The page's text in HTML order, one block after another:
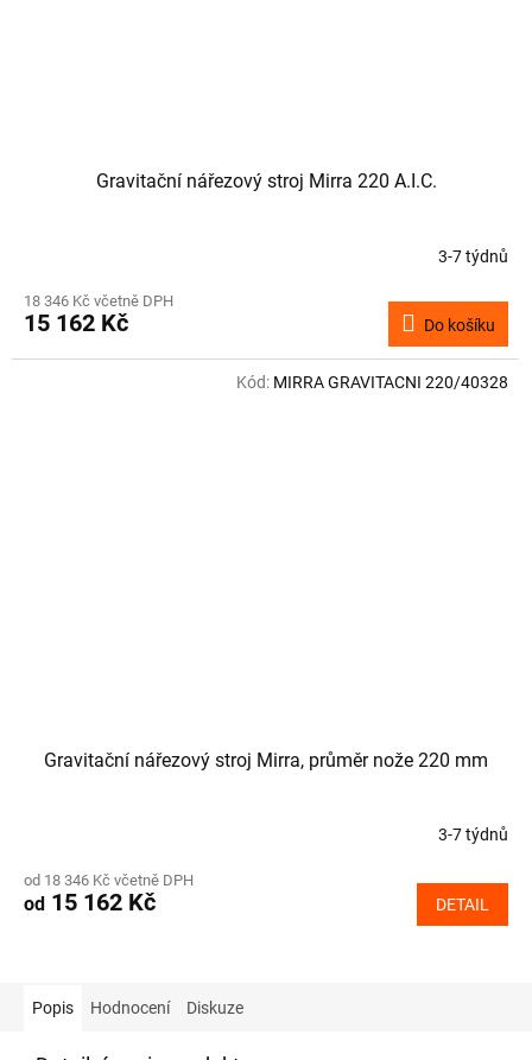
Gravitační nářezový stroj Mirra 220 A.I.C.
3-7 týdnů
18 346 Kč včetně DPH
15 162 Kč Do košíku
Gravitační nářezový stroj Mirra, průměr nože 220 mm
3-7 týdnů
od 18 346 Kč včetně DPH
od 15 162 Kč DETAIL
Kód: MIRRA GRAVITACNI 220/40328
Popis Hodnocení Diskuze